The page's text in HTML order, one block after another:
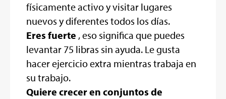
físicamente activo y visitar lugares
nuevos y diferentes todos los días.
Eres fuerte , eso significa que puedes
levantar 75 libras sin ayuda. Le gusta
hacer ejercicio extra mientras trabaja en
su trabajo.
Quiere crecer en conjuntos de